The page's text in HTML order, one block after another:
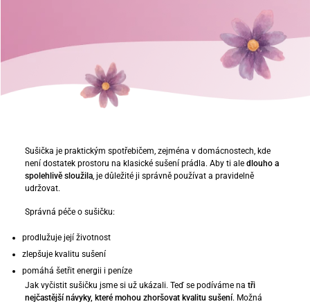
Sušička je praktickým spotřebičem, zejména v domácnostech, kde
není dostatek prostoru na klasické sušení prádla. Aby ti ale dlouho a
spolehlivě sloužila, je důležité ji správně používat a pravidelně
udržovat.
Správná péče o sušičku:
prodlužuje její životnost
zlepšuje kvalitu sušení
pomáhá šetřit energii i peníze
Jak vyčistit sušičku jsme si už ukázali. Teď se podíváme na tři
nejčastější návyky, které mohou zhoršovat kvalitu sušení. Možná